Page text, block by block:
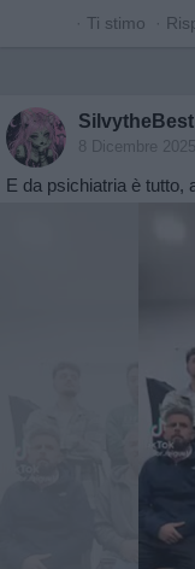
· Ti stimo ·
SilvytheBest
8 Dicembre 2025
E da psichiatria è tutto,